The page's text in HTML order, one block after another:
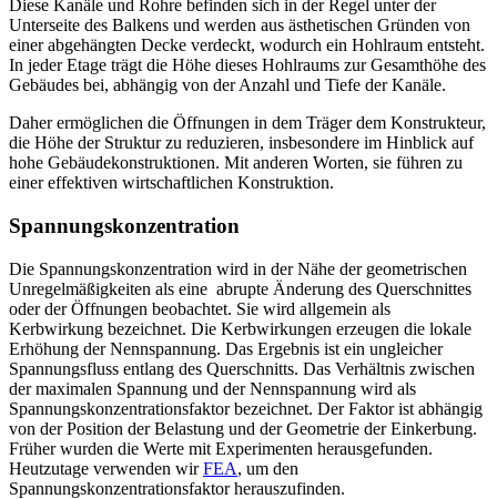
Diese Kanäle und Rohre befinden sich in der Regel unter der
Unterseite des Balkens und werden aus ästhetischen Gründen von
einer abgehängten Decke verdeckt, wodurch ein Hohlraum entsteht.
In jeder Etage trägt die Höhe dieses Hohlraums zur Gesamthöhe des
Gebäudes bei, abhängig von der Anzahl und Tiefe der Kanäle.
Daher ermöglichen die Öffnungen in dem Träger dem Konstrukteur,
die Höhe der Struktur zu reduzieren, insbesondere im Hinblick auf
hohe Gebäudekonstruktionen. Mit anderen Worten, sie führen zu
einer effektiven wirtschaftlichen Konstruktion.
Spannungskonzentration
Die Spannungskonzentration wird in der Nähe der geometrischen
Unregelmäßigkeiten als eine abrupte Änderung des Querschnittes
oder der Öffnungen beobachtet. Sie wird allgemein als
Kerbwirkung bezeichnet. Die Kerbwirkungen erzeugen die lokale
Erhöhung der Nennspannung. Das Ergebnis ist ein ungleicher
Spannungsfluss entlang des Querschnitts. Das Verhältnis zwischen
der maximalen Spannung und der Nennspannung wird als
Spannungskonzentrationsfaktor bezeichnet. Der Faktor ist abhängig
von der Position der Belastung und der Geometrie der Einkerbung.
Früher wurden die Werte mit Experimenten herausgefunden.
Heutzutage verwenden wirFEA, um den
Spannungskonzentrationsfaktor herauszufinden.